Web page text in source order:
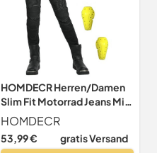
HOMDECR Herren/Damen
Slim Fit Motorrad Jeans Mit
Protektoren Knie Und
Hüftprotektoren Stretch
Slim Fit Denim
HOMDECR
53,99 € gratis Versand